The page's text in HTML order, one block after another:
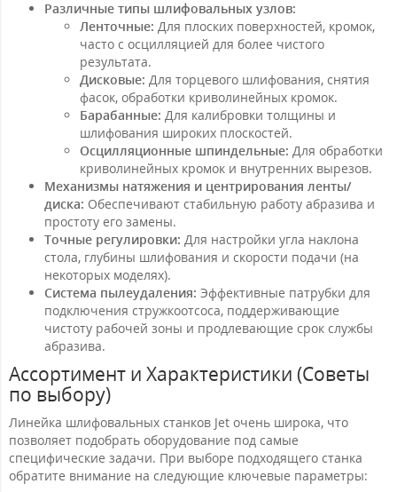
Различные типы шлифовальных узлов:
Ленточные: Для плоских поверхностей, кромок,
часто с осцилляцией для более чистого
результата.
Дисковые: Для торцевого шлифования, снятия
фасок, обработки криволинейных кромок.
Барабанные: Для калибровки толщины и
шлифования широких плоскостей.
Осцилляционные шпиндельные: Для обработки
криволинейных кромок и внутренних вырезов.
Механизмы натяжения и центрирования ленты/
диска: Обеспечивают стабильную работу абразива и
простоту его замены.
Точные регулировки: Для настройки угла наклона
стола, глубины шлифования и скорости подачи (на
некоторых моделях).
Система пылеудаления: Эффективные патрубки для
подключения стружкоотсоса, поддерживающие
чистоту рабочей зоны и продлевающие срок службы
абразива.
Ассортимент и Характеристики (Советы
по выбору)
Линейка шлифовальных станков Jet очень широка, что
позволяет подобрать оборудование под самые
специфические задачи. При выборе подходящего станка
обратите внимание на следующие ключевые параметры: